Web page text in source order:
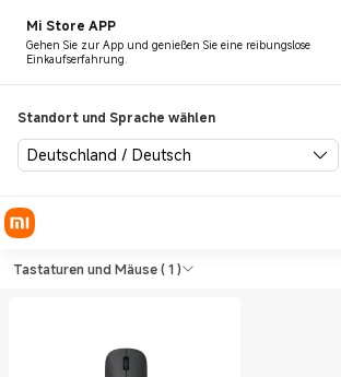
Mi Store APP
Gehen Sie zur App und genießen Sie eine reibungslose
Einkaufserfahrung.
Standort und Sprache wählen
Deutschland / Deutsch
Shop Büro
Tastaturen und Mäuse( 1 )
Shop Büro Tastaturen